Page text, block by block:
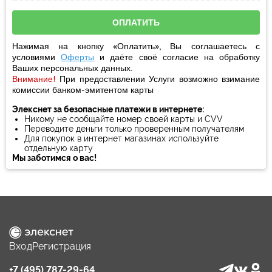
Нажимая на кнопку «Оплатить», Вы соглашаетесь с
условиямиОферты и даёте своё согласиена обработку
Ваших персональных данных.
Внимание! При предоставлении Услуги возможно взимание
комиссии банком-эмитентом карты
Элекснет за безопасные платежи в интернете:
Никому не сообщайте номер своей карты и CVV
Переводите деньги только проверенным получателям
Для покупок в интернет магазинах используйте
отдельную карту
Мы заботимся о вас!
ВходРегистрация